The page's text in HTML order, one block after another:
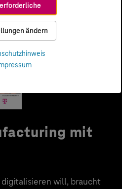
ändern
mit
will, braucht